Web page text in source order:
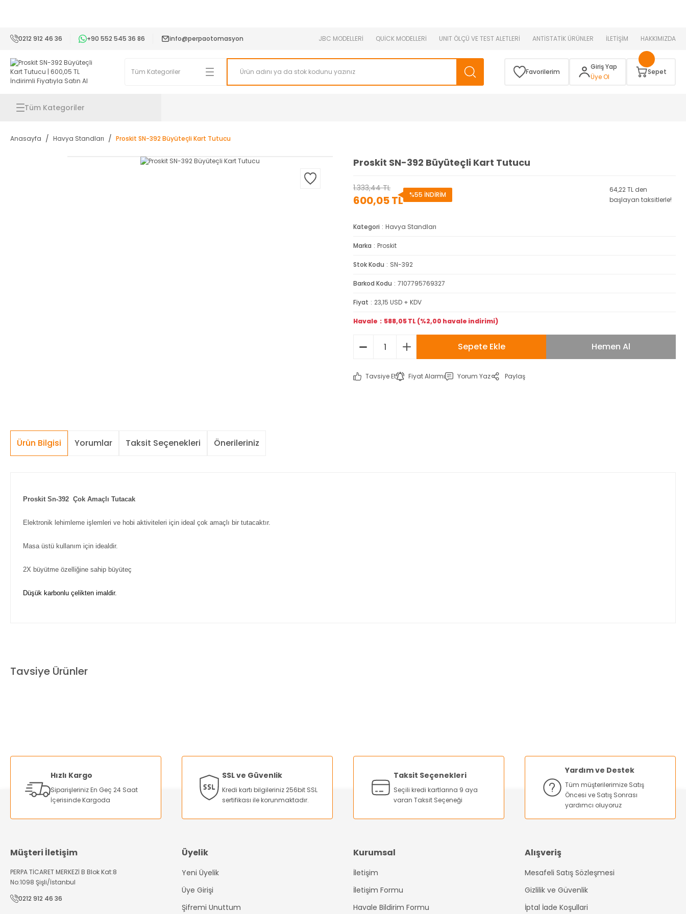
0212 912 46 36 +90 552 545 36 86 info@perpaotomasyon JBC MODELLERİ QUİCK MODELLERİ UNIT ÖLÇÜ VE TEST ALETLERİ ANTİSTATİK ÜRÜNLER İLETİŞİM HAKKIMIZDA
Favorilerim
Giriş Yap
Üye Ol
Sepet
Tüm Kategoriler
Anasayfa Havya Standları Proskit SN-392 Büyüteçli Kart Tutucu
Proskit SN-392 Büyüteçli Kart Tutucu
1.333,44 TL
600,05 TL %55 İNDİRİM
64,22 TL den
başlayan taksitlerle!
Kategori Havya Standları
Marka Proskit
Stok Kodu SN-392
Barkod Kodu 7107795769327
Fiyat 23,15 USD + KDV
Havale 588,05 TL (%2,00 havale indirimi)
Sepete Ekle Hemen Al
Tavsiye Et Fiyat Alarmı Yorum Yaz Paylaş
Ürün Bilgisi Yorumlar Taksit Seçenekleri Önerileriniz
Proskit Sn-392 Çok Amaçlı Tutacak
Elektronik lehimleme işlemleri ve hobi aktiviteleri için ideal çok amaçlı bir tutacaktır.
Masa üstü kullanım için idealdir.
2X büyütme özelliğine sahip büyüteç
Düşük karbonlu çelikten imaldir.
Ürün resmi kalitesiz, bozuk veya görüntülenemiyor.
Tavsiye Ürünler
475,20 TL
Sepete Ekle
195,84 TL
Sepete Ekle
657,33 TL
Sepete Ekle
Prolink PJ-037 Pcb Kart Bord Tutucu Havya Standı
Hızlı Kargo
Siparişleriniz En Geç 24 Saat
İçerisinde Kargoda
SSL ve Güvenlik
Kredi kartı bilgileriniz 256bit SSL
sertifikası ile korunmaktadır.
Taksit Seçenekleri
Seçili kredi kartlarına 9 aya
varan Taksit Seçeneği
Yardım ve Destek
Tüm müşterilerimize Satış
Öncesi ve Satış Sonrası
yardımcı oluyoruz
Müşteri İletişim
PERPA TİCARET MERKEZİ B Blok Kat:8
No:1098 Şişli/İstanbul
0212 912 46 36
Üyelik
Yeni Üyelik
Üye Girişi
Şifremi Unuttum
Kurumsal
İletişim
İletişim Formu
Havale Bildirim Formu
Alışveriş
Mesafeli Satış Sözleşmesi
Gizlilik ve Güvenlik
İptal İade Koşullari